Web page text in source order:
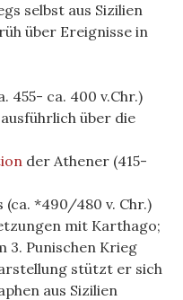
selbst aus Sizilien
über Ereignisse in
455- ca. 400 v.Chr.)
über die
der Athener (415-
(ca. *490/480 v. Chr.)
mit Karthago;
3. Punischen Krieg
stützt er sich
aus Sizilien